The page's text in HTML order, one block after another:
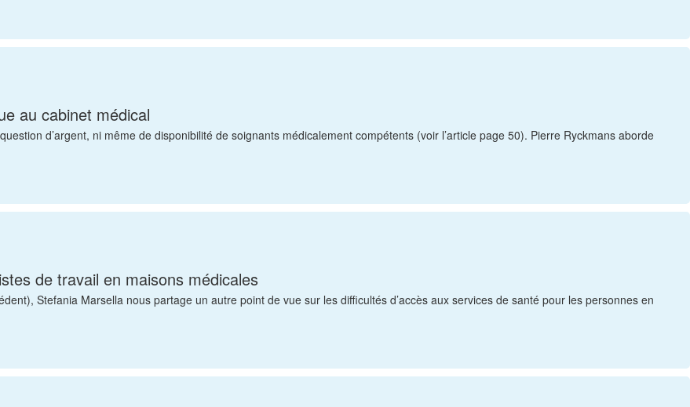
au cabinet médical
d’argent, ni même de disponibilité de soignants médicalement compétents (voir l’article page 50). Pierre Ryckmans aborde
de travail en maisons médicales
Stefania Marsella nous partage un autre point de vue sur les difficultés d’accès aux services de santé pour les personnes en